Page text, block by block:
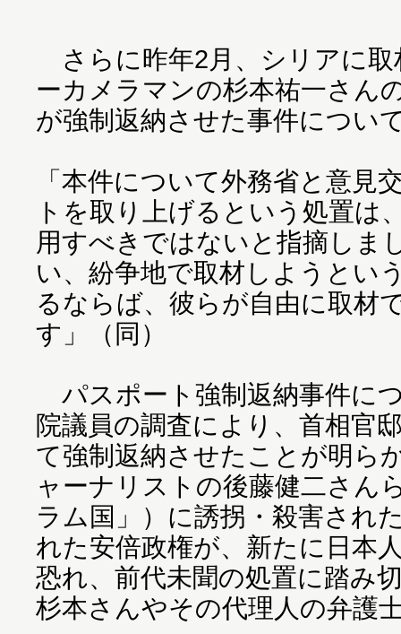
さらに昨年2月、シリアに
ーカメラマンの杉本祐一さん
が強制返納させた事件につい
「本件について外務省と意見
トを取り上げるという処置は
用すべきではないと指摘しま
い、紛争地で取材しようとい
るならば、彼らが自由に取材
す」（同）
パスポート強制返納事件に
院議員の調査により、首相官
て強制返納させたことが明ら
ャーナリストの後藤健二さん
ラム国」）に誘拐・殺害され
れた安倍政権が、新たに日本
恐れ、前代未聞の処置に踏み
杉本さんやその代理人の弁護